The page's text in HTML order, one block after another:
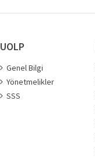
UOLP
Genel Bilgi
Yönetmelikler
SSS